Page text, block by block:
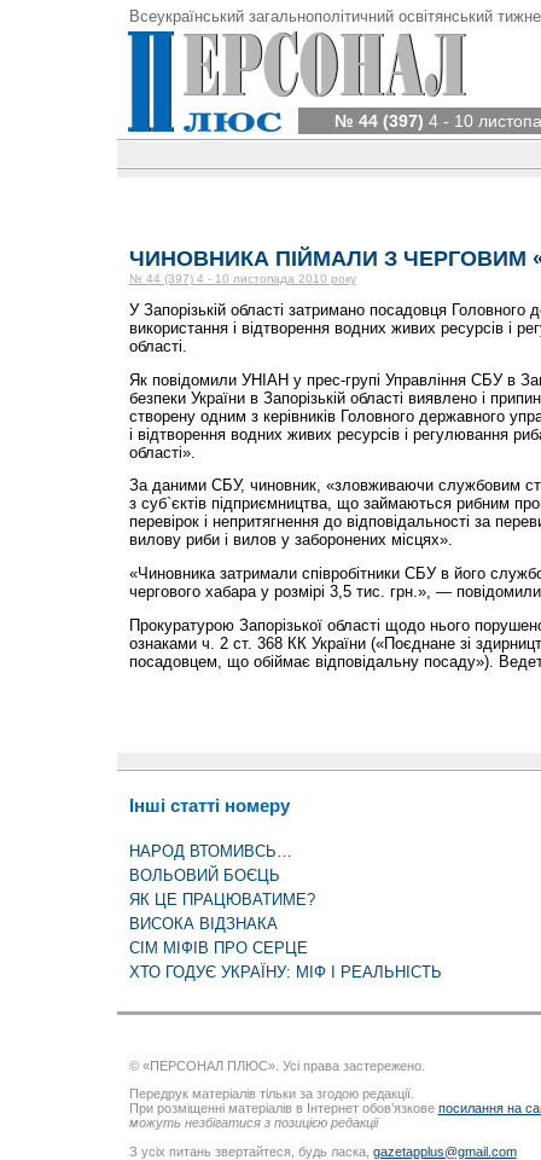
Всеукраїнський загальнополітичний освітянський
№ 44 (397) 4 - 10
ЧИНОВНИКА ПІЙМАЛИ З ЧЕРГОВИМ
№ 44 (397) 4 - 10 листопада 2010 року
У Запорізькій області затримано посадовця Головного
використання і відтворення водних живих ресурсів і
області.
Як повідомили УНІАН у прес-групі Управління СБУ в
безпеки України в Запорізькій області виявлено і
створену одним з керівників Головного державного
і відтворення водних живих ресурсів і регулювання
області».
За даними СБУ, чиновник, «зловживаючи службовим
з суб`єктів підприємництва, що займаються рибним
перевірок і непритягнення до відповідальності за
вилову риби і вилов у заборонених місцях».
«Чиновника затримали співробітники СБУ в його
чергового хабара у розмірі 3,5 тис. грн.», —
Прокуратурою Запорізької області щодо нього
ознаками ч. 2 ст. 368 КК України («Поєднане зі
посадовцем, що обіймає відповідальну посаду»).
Інші статті номеру
НАРОД ВТОМИВСЬ…
ВОЛЬОВИЙ БОЄЦЬ
ЯК ЦЕ ПРАЦЮВАТИМЕ?
ВИСОКА ВІДЗНАКА
СІМ МІФІВ ПРО СЕРЦЕ
ХТО ГОДУЄ УКРАЇНУ: МІФ І РЕАЛЬНІСТЬ
© «ПЕРСОНАЛ ПЛЮС». Усі права застережено.
Передрук матеріалів тільки за згодою редакції.
При розміщенні матеріалів в Інтернет обов’язкове посилання на
можуть незбігатися з позицією редакції
З усіх питань звертайтеся, будь ласка, gazetapplus@gmail.com